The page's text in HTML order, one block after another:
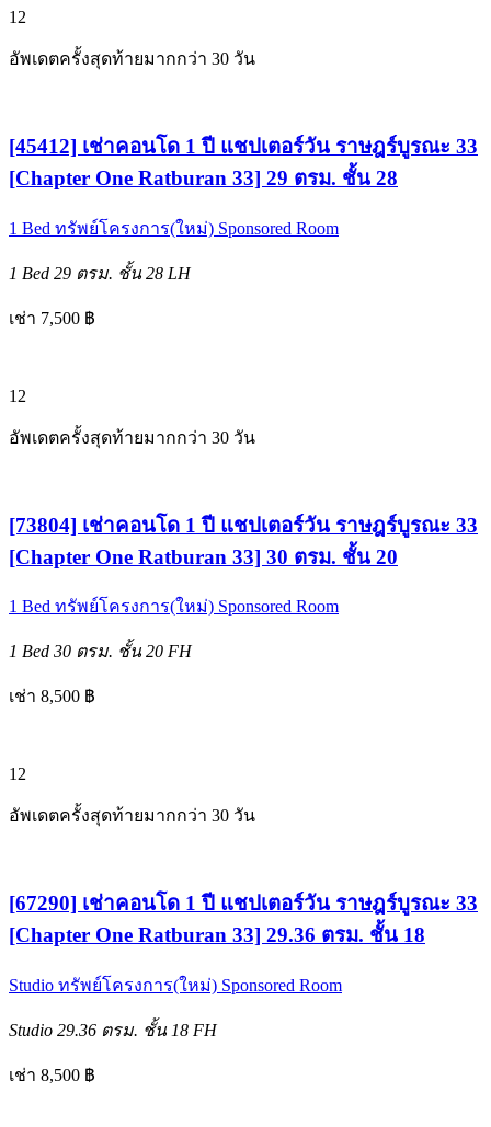
12
อัพเดตครั้งสุดท้ายมากกว่า 30 วัน
[45412] เช่าคอนโด 1 ปี แชปเตอร์วัน ราษฎร์บูรณะ 33
[Chapter One Ratburan 33] 29 ตรม. ชั้น 28
1 Bed ทรัพย์โครงการ(ใหม่) Sponsored Room
1 Bed 29 ตรม. ชั้น 28 LH
เช่า 7,500 ฿
12
อัพเดตครั้งสุดท้ายมากกว่า 30 วัน
[73804] เช่าคอนโด 1 ปี แชปเตอร์วัน ราษฎร์บูรณะ 33
[Chapter One Ratburan 33] 30 ตรม. ชั้น 20
1 Bed ทรัพย์โครงการ(ใหม่) Sponsored Room
1 Bed 30 ตรม. ชั้น 20 FH
เช่า 8,500 ฿
12
อัพเดตครั้งสุดท้ายมากกว่า 30 วัน
[67290] เช่าคอนโด 1 ปี แชปเตอร์วัน ราษฎร์บูรณะ 33
[Chapter One Ratburan 33] 29.36 ตรม. ชั้น 18
Studio ทรัพย์โครงการ(ใหม่) Sponsored Room
Studio 29.36 ตรม. ชั้น 18 FH
เช่า 8,500 ฿